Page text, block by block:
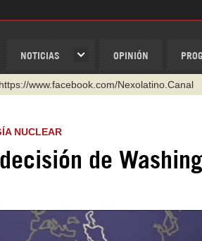
NOTICIAS OPINIÓN
https://www.facebook.com/Nexolatino.Canal
https://www.youtube.com/@nexo_latino
t.me/hispantvcanal
https://urmedium.com/c/hispantv
NUCLEAR
de